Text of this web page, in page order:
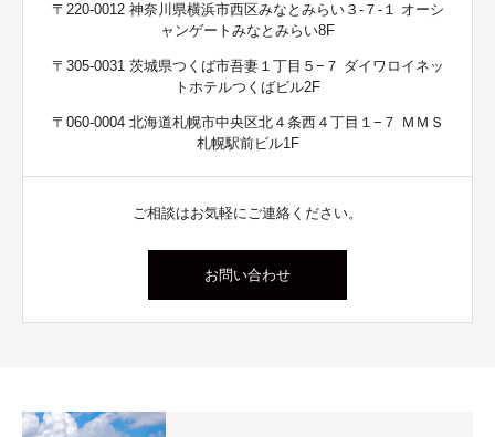
〒220-0012 神奈川県横浜市西区みなとみらい３-７-１ オーシ
ャンゲートみなとみらい8F
〒305-0031 茨城県つくば市吾妻１丁目５−７ ダイワロイネッ
トホテルつくばビル2F
〒060-0004 北海道札幌市中央区北４条西４丁目１−７ ＭＭＳ
札幌駅前ビル1F
ご相談はお気軽にご連絡ください。
お問い合わせ